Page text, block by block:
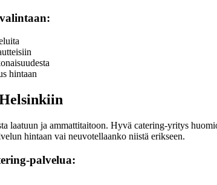
hintaan
laatuun ja ammattitaitoon. Hyvä catering-yritys
hintaan vai neuvotellaanko niistä erikseen.
palvelua: